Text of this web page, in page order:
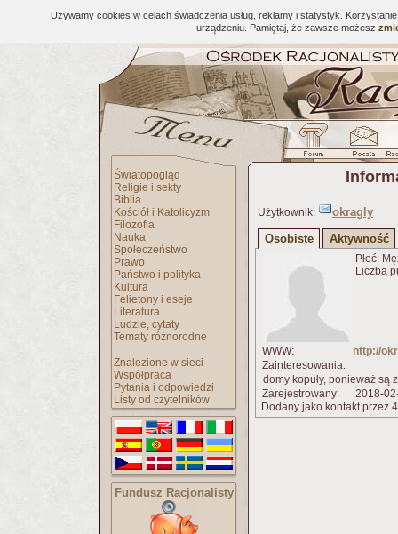
Używamy cookies w celach świadczenia usług, reklamy i statystyk.
urządzeniu. Pamiętaj, że zawsze możesz
Światopogląd
Religie i sekty
Biblia
Kościół i Katolicyzm
Filozofia
Nauka
Społeczeństwo
Prawo
Państwo i polityka
Kultura
Felietony i eseje
Literatura
Ludzie, cytaty
Tematy różnorodne
Znalezione w sieci
Współpraca
Pytania i odpowiedzi
Listy od czytelników
Fundusz Racjonalisty
Użytkownik:
okragly
Osobiste
Aktywność
Płeć:
Liczba
WWW:
http://
Zainteresowania:
domy kopuły, ponieważ są
Zarejestrowany:
2018-
Dodany jako kontakt przez